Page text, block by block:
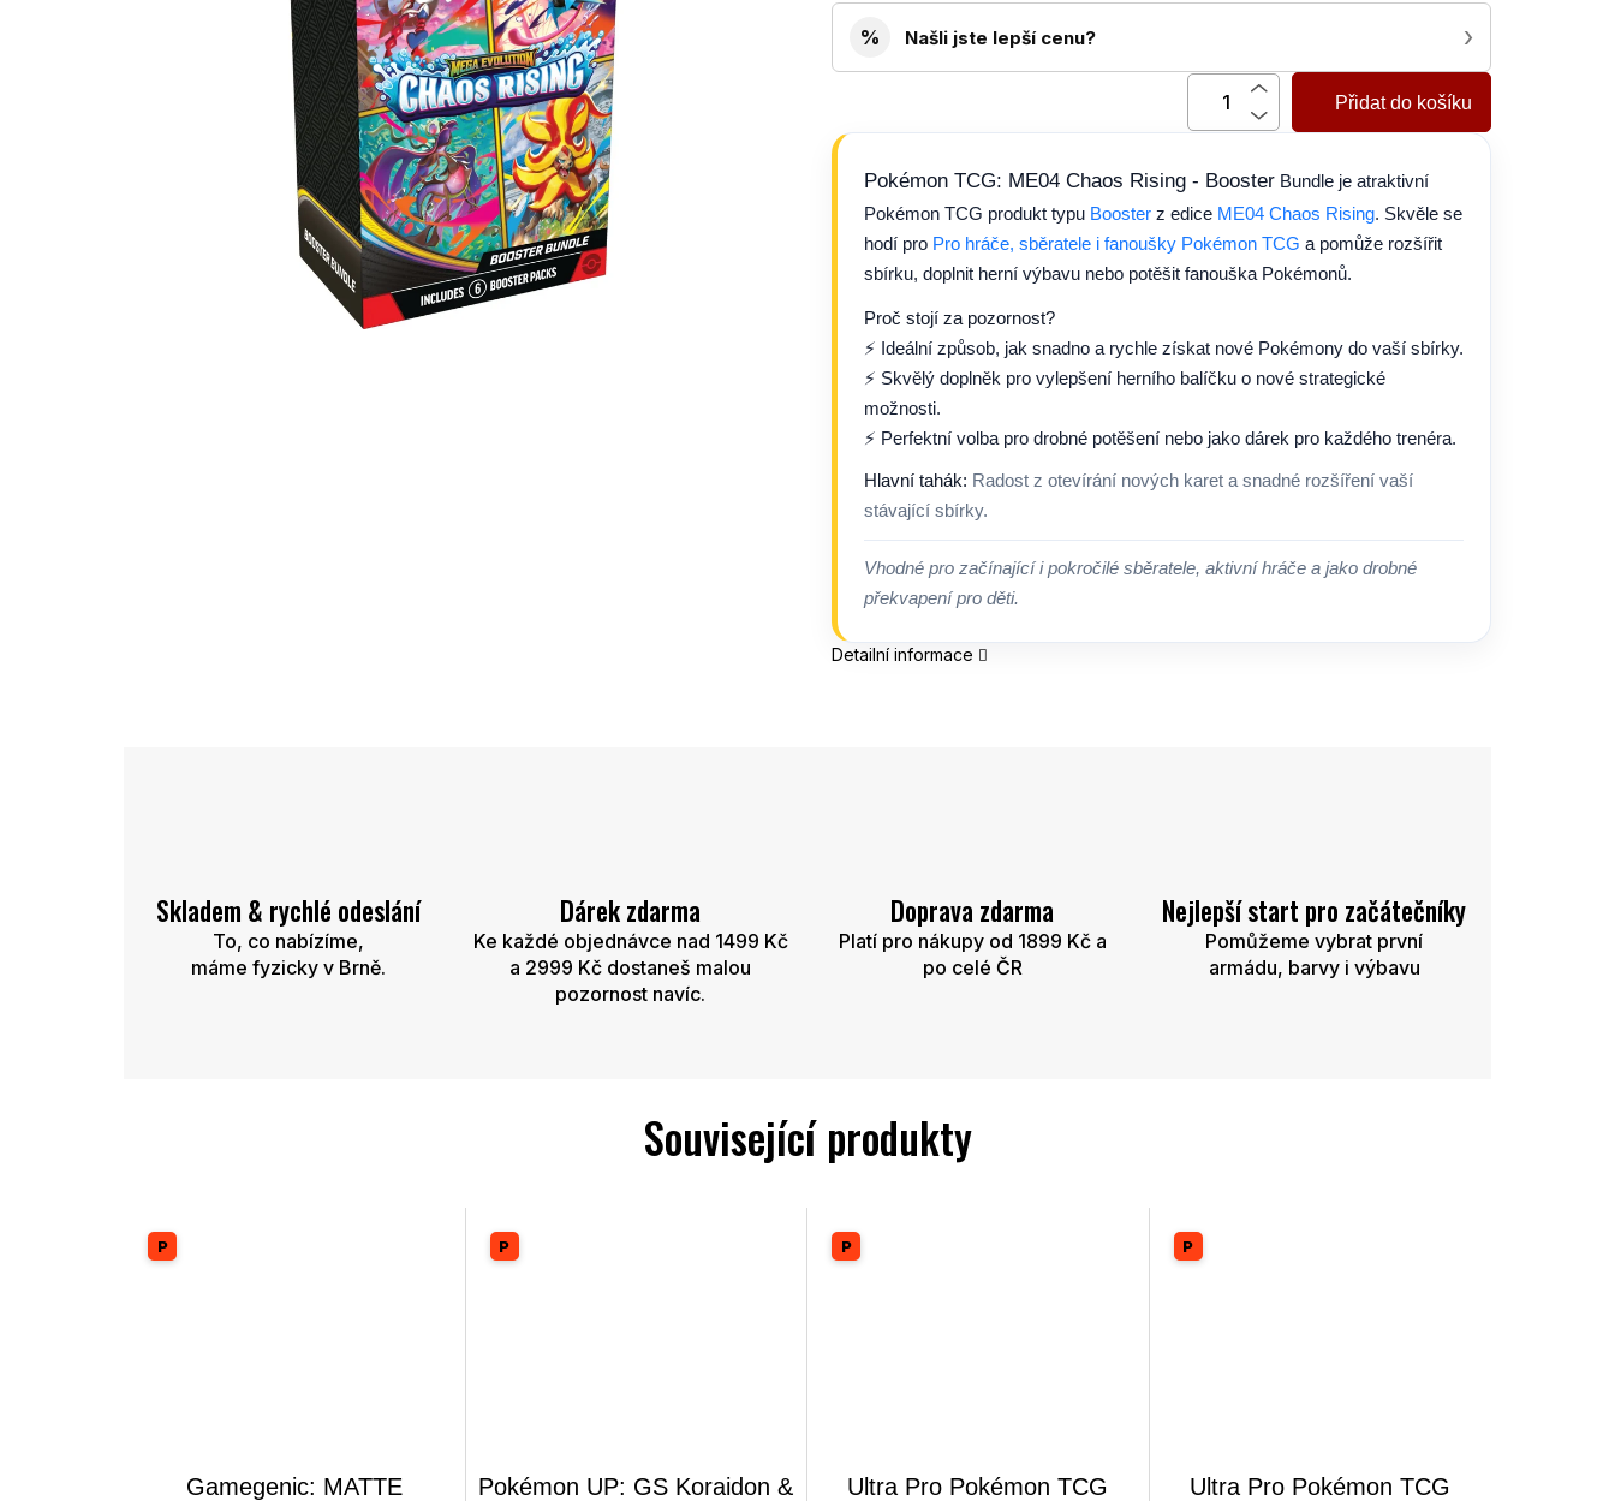
% Našli jste lepší cenu? ›
Přidat do košíku
Pokémon TCG: ME04 Chaos Rising - Booster Bundle je atraktivní
Pokémon TCG produkt typu Booster z edice ME04 Chaos Rising. Skvěle se
hodí pro Pro hráče, sběratele i fanoušky Pokémon TCG a pomůže rozšířit
sbírku, doplnit herní výbavu nebo potěšit fanouška Pokémonů.
Proč stojí za pozornost?
⚡ Ideální způsob, jak snadno a rychle získat nové Pokémony do vaší sbírky.
⚡ Skvělý doplněk pro vylepšení herního balíčku o nové strategické
možnosti.
⚡ Perfektní volba pro drobné potěšení nebo jako dárek pro každého trenéra.
Hlavní tahák: Radost z otevírání nových karet a snadné rozšíření vaší
stávající sbírky.
Vhodné pro začínající i pokročilé sběratele, aktivní hráče a jako drobné
překvapení pro děti.
Detailní informace
Skladem & rychlé odeslání
To, co nabízíme,
máme fyzicky v Brně.
Dárek zdarma
Ke každé objednávce nad 1499 Kč
a 2999 Kč dostaneš malou
pozornost navíc.
Doprava zdarma
Platí pro nákupy od 1899 Kč a
po celé ČR
Nejlepší start pro začátečníky
Pomůžeme vybrat první
armádu, barvy i výbavu
Související produkty
Gamegenic: MATTE
Pokémon UP: GS Koraidon &
Ultra Pro Pokémon TCG
Ultra Pro Pokémon TCG